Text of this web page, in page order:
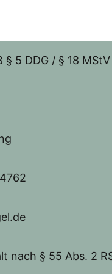
5 DDG / § 18 MStV
nach § 55 Abs. 2